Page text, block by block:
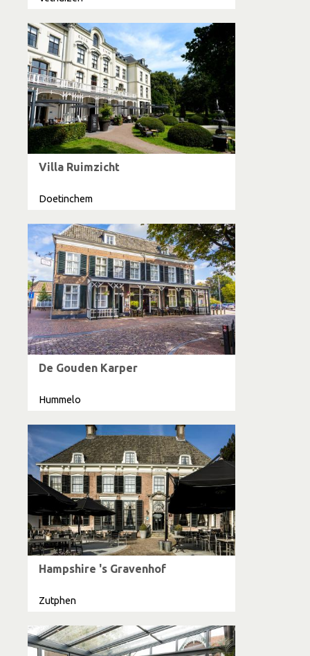
Villa Ruimzicht
Doetinchem
De Gouden Karper
Hummelo
Hampshire 's Gravenhof
Zutphen